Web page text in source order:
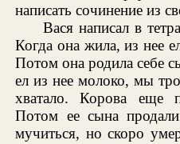
написать сочинение из
Вася написал в
Когда она жила, из нее
Потом она родила себе
ел из нее молоко, мы
хватало. Корова еще
Потом ее сына
мучиться, но скоро